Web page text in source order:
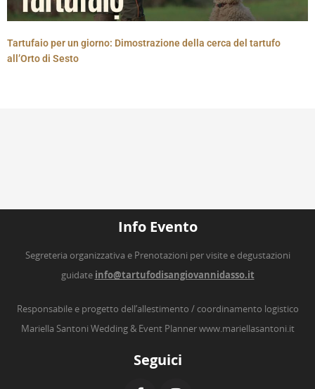
Tartufaio per un giorno: Dimostrazione della cerca del tartufo
all’Orto di Sesto
Info Evento
Segreteria organizzativa e Prenotazioni per visite e degustazioni
guidate info@tartufodisangiovannidasso.it
Responsabile e progetto dell’allestimento / coordinamento logistico
Mariella Santoni Wedding & Event Plannerwww.mariellasantoni.it
Seguici